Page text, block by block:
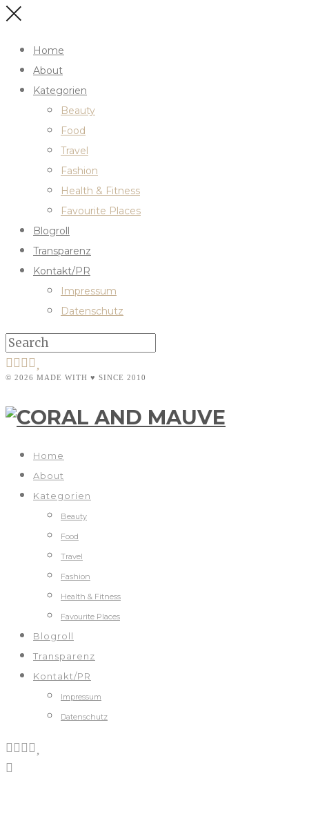
Home
About
Kategorien
Beauty
Food
Travel
Fashion
Health & Fitness
Favourite Places
Blogroll
Transparenz
Kontakt/PR
Impressum
Datenschutz
© 2026 MADE WITH ♥ SINCE 2010
Home
About
Kategorien
Beauty
Food
Travel
Fashion
Health & Fitness
Favourite Places
Blogroll
Transparenz
Kontakt/PR
Impressum
Datenschutz